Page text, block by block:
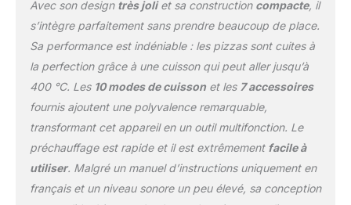
Thermostat et Timer
réglables pour des
recettes personnalisées :
d’utilisation, très intuitif.
Arrêt automatique en fin
de cuisson Air Fryer avec
Technologie à Air Pulsé «
Air 360°C : L’air circule à
tous les sens pour des
aliments fondants à
Avec son design très joliet sa construction compacte, il
s’intègre parfaitement sans prendre beaucoup de place.
Sa performance est indéniable : les pizzas sont cuites à
la perfection grâce à une cuisson qui peut aller jusqu’à
400 °C. Les 10 modes de cuissonet les 7 accessoires
fournis ajoutent une polyvalence remarquable,
transformant cet appareil en un outil multifonction. Le
préchauffage est rapide et il est extrêmement facile à
utiliser. Malgré un manuel d’instructions uniquement en
français et un niveau sonore un peu élevé, sa conception